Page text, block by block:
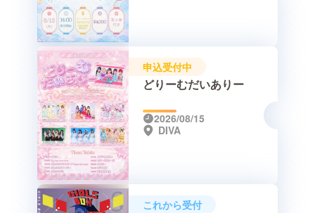
申込受付中
どりーむだいありー
2026/08/15
DIVA
これから受付